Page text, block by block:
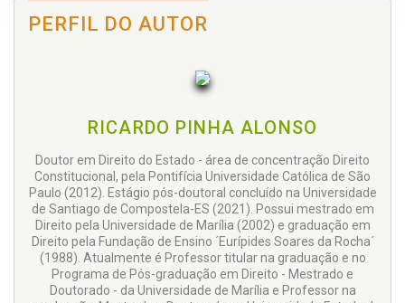
PERFIL DO AUTOR
RICARDO PINHA ALONSO
Doutor em Direito do Estado - área de concentração Direito
Constitucional, pela Pontifícia Universidade Católica de São
Paulo (2012). Estágio pós-doutoral concluído na Universidade
de Santiago de Compostela-ES (2021). Possui mestrado em
Direito pela Universidade de Marília (2002) e graduação em
Direito pela Fundação de Ensino ´Eurípides Soares da Rocha´
(1988). Atualmente é Professor titular na graduação e no
Programa de Pós-graduação em Direito - Mestrado e
Doutorado - da Universidade de Marília e Professor na